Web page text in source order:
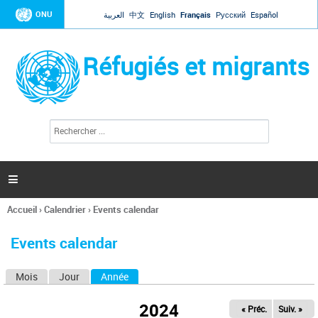
Jump to navigation
ONU العربية 中文 English Français Русский Español
Réfugiés et migrants
l
c
h
e

Vous
ici
Accueil›Calendrier› Events calendar
Events calendar
Mois Jour Année
2024 « Préc. Suiv. »